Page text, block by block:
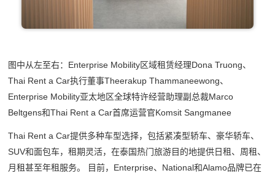
图中从左至右：Enterprise Mobility区域租赁经理Dona Truong、
Thai Rent a Car执行董事Theerakup Thammaneewong、
Enterprise Mobility亚太地区全球特许经营助理副总裁Marco
Beltgens和Thai Rent a Car首席运营官Komsit Sangmanee
Thai Rent a Car提供多种车型选择，包括紧凑型轿车、豪华轿车、
SUV和面包车，租期灵活，在泰国热门旅游目的地提供日租、周租、
月租甚至年租服务。 目前，Enterprise、National和Alamo品牌已在